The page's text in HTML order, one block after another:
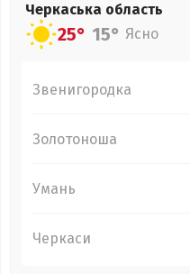
Черкаська область
25° 15° Ясно
Звенигородка
Золотоноша
Умань
Черкаси